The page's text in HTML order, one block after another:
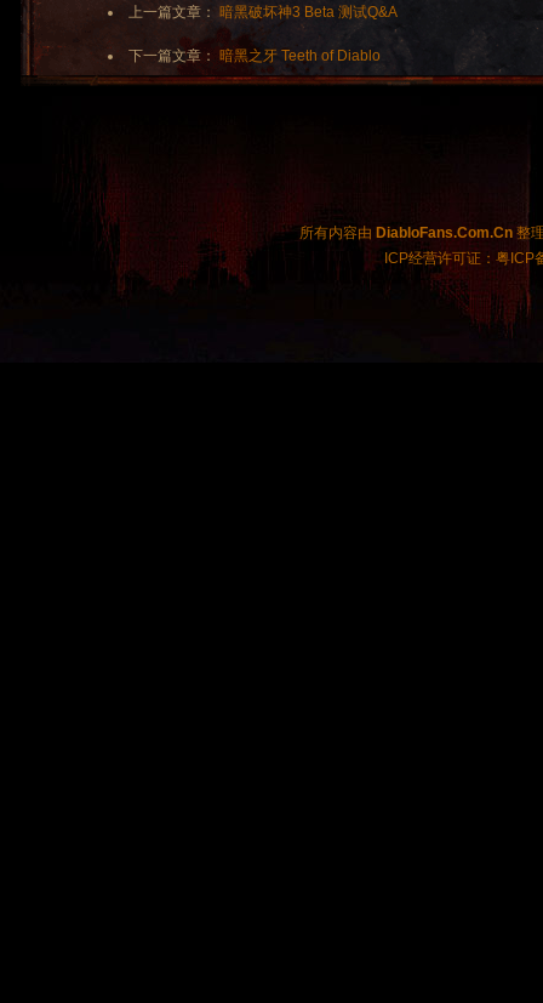
上一篇文章： 暗黑破坏神3 Beta 测试Q&A
下一篇文章： 暗黑之牙 Teeth of Diablo
所有内容由 DiabloFans.Com.Cn 整
ICP经营许可证：粤